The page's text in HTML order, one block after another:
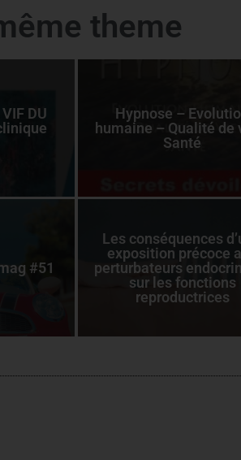
theme
DU
Hypnose –
humaine – Qualité de
Santé
#51
Les conséquences
exposition précoce
perturbateurs
sur les fonctions
reproductrices